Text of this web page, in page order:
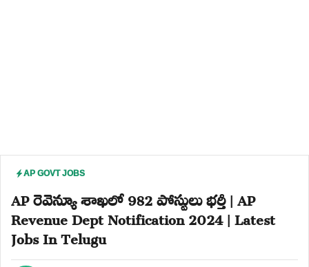
AP GOVT JOBS
AP రెవెన్యూ శాఖలో 982 పోస్టులు భర్తీ | AP
Revenue Dept Notification 2024 | Latest
Jobs In Telugu